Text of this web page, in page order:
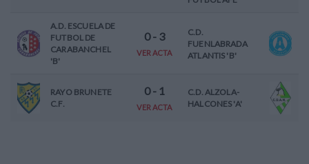
A.D. ESCUELA DE
FUTBOL DE
CARABANCHEL
'B'
0- 3
VER ACTA
C.D.
FUENLABRADA
ATLANTIS 'B'
RAYO BRUNETE
C.F.
0- 1
VER ACTA
C.D. ALZOLA-
HALCONES 'A'